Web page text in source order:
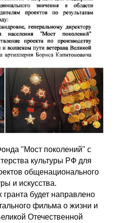
"Мост поколений" с
культуры РФ для
общенационального
и искусства.
будет направлено
фильма о жизни и
Отечественной